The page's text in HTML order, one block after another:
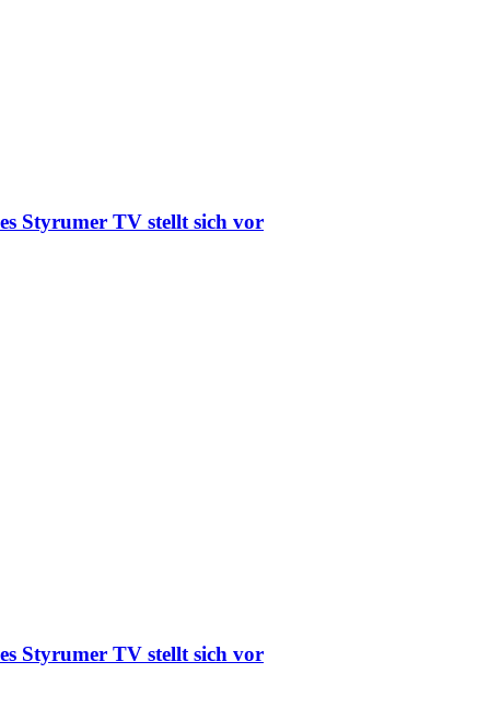
Styrumer TV stellt sich vor
Styrumer TV stellt sich vor